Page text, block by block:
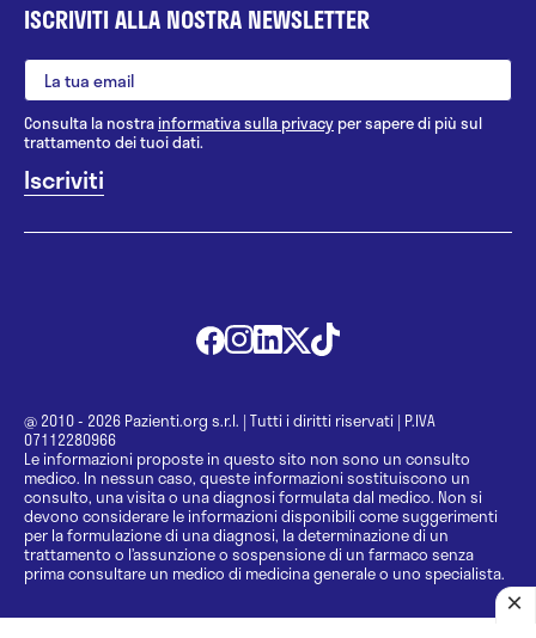
ISCRIVITI ALLA NOSTRA NEWSLETTER
Consulta la nostrainformativa sulla privacy per sapere di più sul
trattamento dei tuoi dati.
@ 2010 - 2026 Pazienti.org s.r.l. | Tutti i diritti riservati | P.IVA
07112280966
Le informazioni proposte in questo sito non sono un consulto
medico. In nessun caso, queste informazioni sostituiscono un
consulto, una visita o una diagnosi formulata dal medico. Non si
devono considerare le informazioni disponibili come suggerimenti
per la formulazione di una diagnosi, la determinazione di un
trattamento o l’assunzione o sospensione di un farmaco senza
prima consultare un medico di medicina generale o uno specialista.